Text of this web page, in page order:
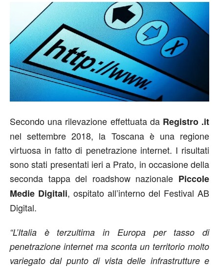
Secondo una rilevazione effettuata da Registro .it
nel settembre 2018, la Toscana è una regione
virtuosa in fatto di penetrazione internet. I risultati
sono stati presentati ieri a Prato, in occasione della
seconda tappa del roadshow nazionale Piccole
Medie Digitali, ospitato all’interno del Festival AB
Digital.
“L’Italia è terzultima in Europa per tasso di
penetrazione internet ma sconta un territorio molto
variegato dal punto di vista delle infrastrutture e